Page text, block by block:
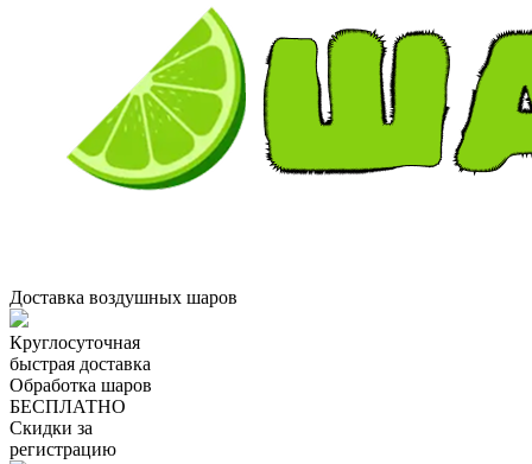
Доставка воздушных шаров
Круглосуточная
быстрая доставка
Обработка шаров
БЕСПЛАТНО
Скидки за
регистрацию